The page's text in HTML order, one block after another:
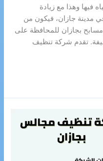
فيها وهذا مع زيادة
مدينة جازان، فيكون من
بجازان للمحافظة على
تقدم شركة تنظيف